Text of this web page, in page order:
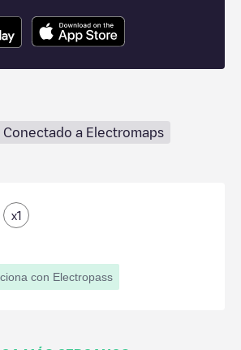
Conectado a Electromaps
x1
con Electropass